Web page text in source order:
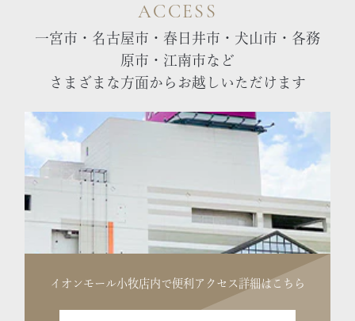
ACCESS
一宮市・名古屋市・春日井市・犬山市・各務
原市・江南市など
さまざまな方面からお越しいただけます
イオンモール小牧店内で便利 アクセス詳細はこちら